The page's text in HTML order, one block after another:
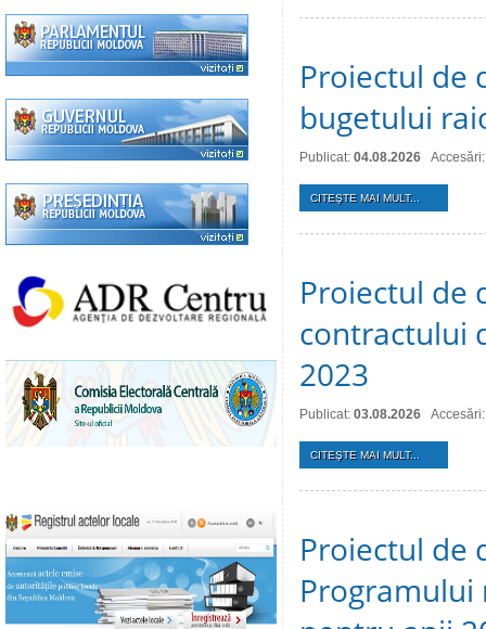
Proiectul de
bugetului
Publicat: 04.08.2026
CITEŞTE MAI MULT...
Proiectul de
contractului
2023
Publicat: 03.08.2026
CITEŞTE MAI MULT...
Proiectul de
Programului